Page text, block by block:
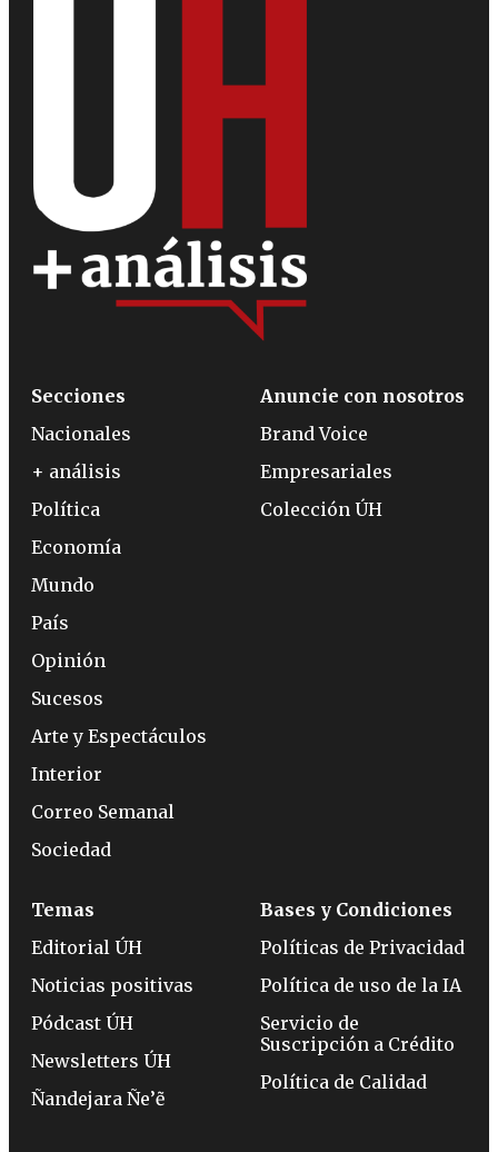
Secciones
Nacionales
+ análisis
Política
Economía
Mundo
País
Opinión
Sucesos
Arte y Espectáculos
Interior
Correo Semanal
Sociedad
Anuncie con nosotros
Brand Voice
Empresariales
Colección ÚH
Temas
Editorial ÚH
Noticias positivas
Pódcast ÚH
Newsletters ÚH
Ñandejara Ñe’ẽ
Bases y Condiciones
Políticas de Privacidad
Política de uso de la IA
Servicio de
Suscripción a Crédito
Política de Calidad